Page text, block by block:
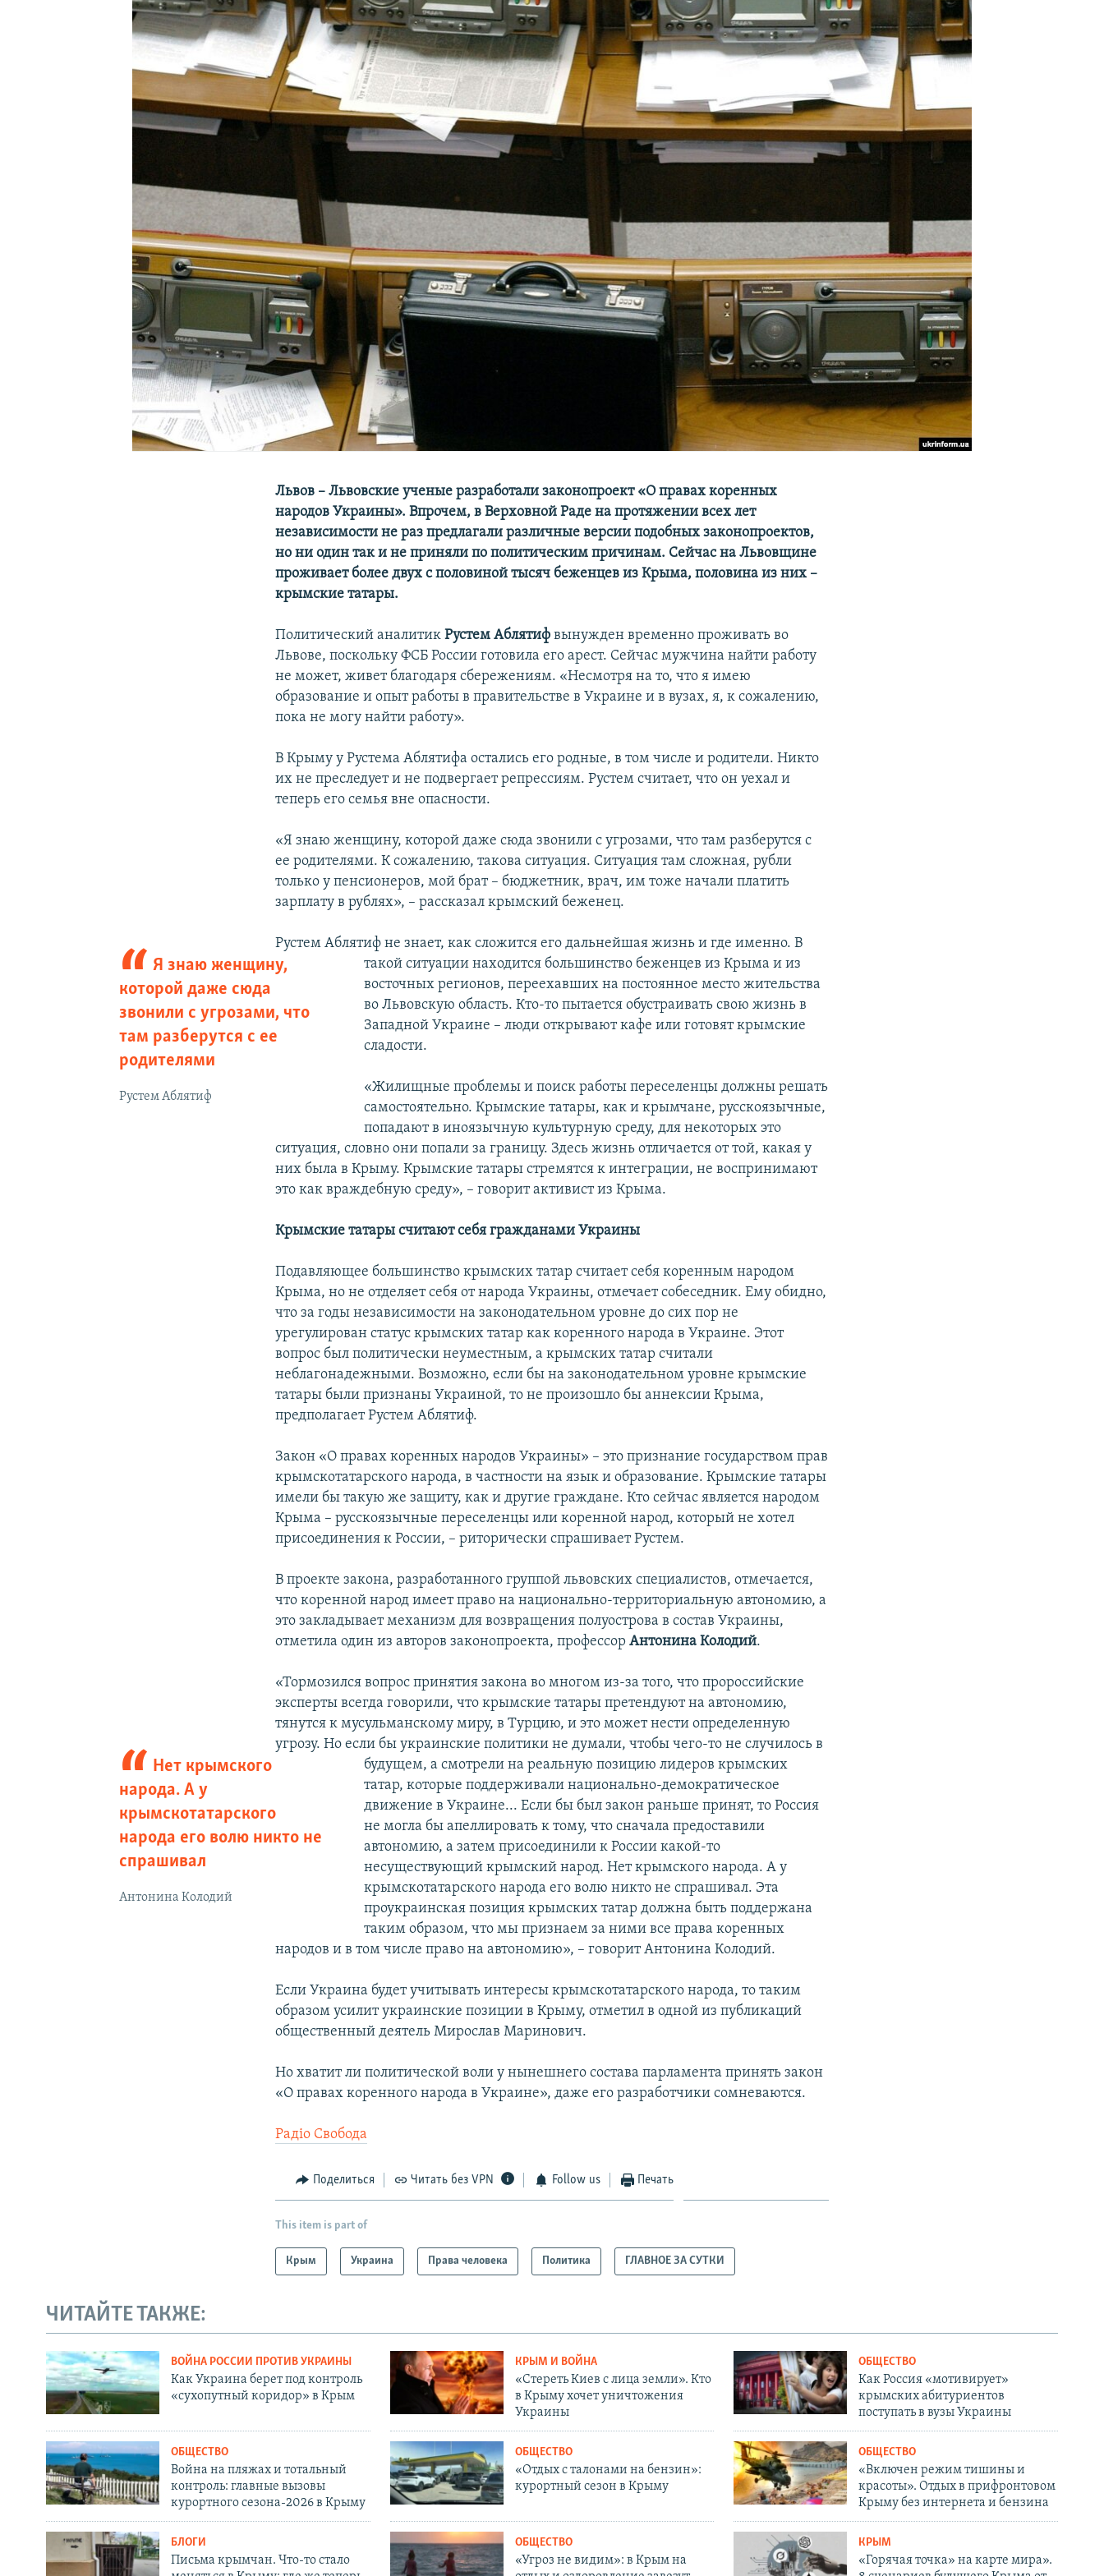
КРЫМ.НЕПОКОРЕННЫЙ
Львов – Львовские ученые разработали законопроект «О правах коренных
народов Украины». Впрочем, в Верховной Раде на протяжении всех лет
независимости не раз предлагали различные версии подобных законопроектов,
но ни один так и не приняли по политическим причинам. Сейчас на Львовщине
проживает более двух с половиной тысяч беженцев из Крыма, половина из них –
крымские татары.
Политический аналитикРустем Аблятиф вынужден временно проживать во
Львове, поскольку ФСБ России готовила его арест. Сейчас мужчина найти работу
не может, живет благодаря сбережениям. «Несмотря на то, что я имею
образование и опыт работы в правительстве в Украине и в вузах, я, к сожалению,
пока не могу найти работу».
В Крыму у Рустема Аблятифа остались его родные, в том числе и родители. Никто
их не преследует и не подвергает репрессиям. Рустем считает, что он уехал и
теперь его семья вне опасности.
«Я знаю женщину, которой даже сюда звонили с угрозами, что там разберутся с
ее родителями. К сожалению, такова ситуация. Ситуация там сложная, рубли
только у пенсионеров, мой брат – бюджетник, врач, им тоже начали платить
зарплату в рублях», – рассказал крымский беженец.
Рустем Аблятиф не знает, как сложится его дальнейшая жизнь и где именно. В
Я знаю женщину,
которой даже сюда
звонили с угрозами, что
там разберутся с ее
родителями
Рустем Аблятиф
такой ситуации находится большинство беженцев из Крыма и из
восточных регионов, переехавших на постоянное место жительства
во Львовскую область. Кто-то пытается обустраивать свою жизнь в
Западной Украине – люди открывают кафе или готовят крымские
сладости.
«Жилищные проблемы и поиск работы переселенцы должны решать
самостоятельно. Крымские татары, как и крымчане, русскоязычные,
попадают в иноязычную культурную среду, для некоторых это
ситуация, словно они попали за границу. Здесь жизнь отличается от той, какая у
них была в Крыму. Крымские татары стремятся к интеграции, не воспринимают
это как враждебную среду», – говорит активист из Крыма.
Крымские татары считают себя гражданами Украины
Подавляющее большинство крымских татар считает себя коренным народом
Крыма, но не отделяет себя от народа Украины, отмечает собеседник. Ему обидно,
что за годы независимости на законодательном уровне до сих пор не
урегулирован статус крымских татар как коренного народа в Украине. Этот
вопрос был политически неуместным, а крымских татар считали
неблагонадежными. Возможно, если бы на законодательном уровне крымские
татары были признаны Украиной, то не произошло бы аннексии Крыма,
предполагает Рустем Аблятиф.
Закон «О правах коренных народов Украины» – это признание государством прав
крымскотатарского народа, в частности на язык и образование. Крымские татары
имели бы такую же защиту, как и другие граждане. Кто сейчас является народом
Крыма – русскоязычные переселенцы или коренной народ, который не хотел
присоединения к России, – риторически спрашивает Рустем.
В проекте закона, разработанного группой львовских специалистов, отмечается,
что коренной народ имеет право на национально-территориальную автономию, а
это закладывает механизм для возвращения полуострова в состав Украины,
отметила один из авторов законопроекта, профессорАнтонина Колодий.
«Тормозился вопрос принятия закона во многом из-за того, что пророссийские
эксперты всегда говорили, что крымские татары претендуют на автономию,
тянутся к мусульманскому миру, в Турцию, и это может нести определенную
угрозу. Но если бы украинские политики не думали, чтобы чего-то не случилось
Нет крымского
народа. А у
крымскотатарского
народа его волю никто не
спрашивал
Антонина Колодий
в
будущем, а смотрели на реальную позицию лидеров крымских
татар, которые поддерживали национально-демократическое
движение в Украине... Если бы был закон раньше принят, то Россия
не могла бы апеллировать к тому, что сначала предоставили
автономию, а затем присоединили к России какой-то
несуществующий крымский народ. Нет крымского народа. А у
крымскотатарского народа его волю никто не спрашивал. Эта
проукраинская позиция крымских татар должна быть поддержана
таким образом, что мы признаем за ними все права коренных
народов и в том числе право на автономию», – говорит Антонина Колодий.
Если Украина будет учитывать интересы крымскотатарского народа, то таким
образом усилит украинские позиции в Крыму, отметил в одной из публикаций
общественный деятель Мирослав Маринович.
Но хватит ли политической воли у нынешнего состава парламента принять закон
«О правах коренного народа в Украине», даже его разработчики сомневаются.
Радіо Свобода
Поделиться Читать без VPN Follow us Печать
This item is part of
Крым Украина Права человека Политика ГЛАВНОЕ ЗА СУТКИ
ЧИТАЙТЕ ТАКЖЕ:
ВОЙНА РОССИИ ПРОТИВ УКРАИНЫ
Как Украина берет под контроль
«сухопутный коридор» в Крым
КРЫМ И ВОЙНА
«Стереть Киев с лица земли». Кто
в Крыму хочет уничтожения
Украины
ОБЩЕСТВО
Как Россия «мотивирует»
крымских абитуриентов
поступать в вузы Украины
ОБЩЕСТВО
Война на пляжах и тотальный
контроль: главные вызовы
курортного сезона-2026 в Крыму
ОБЩЕСТВО
«Отдых с талонами на бензин»:
курортный сезон в Крыму
ОБЩЕСТВО
«Включен режим тишины и
красоты». Отдых в прифронтовом
Крыму без интернета и бензина
БЛОГИ
Письма крымчан. Что-то стало
ОБЩЕСТВО
«Угроз не видим»: в Крым на
КРЫМ
«Горячая точка» на карте мира».